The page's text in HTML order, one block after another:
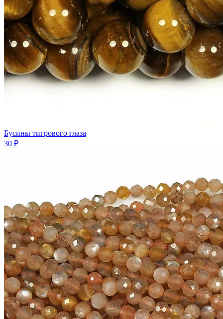
Бусины тигрового глаза
30 ₽